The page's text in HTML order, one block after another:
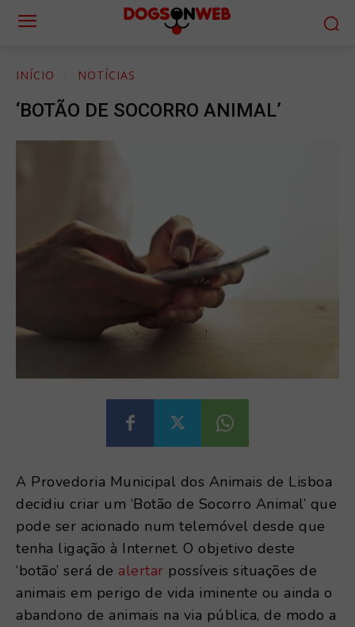
INÍCIO NOTÍCIAS
‘BOTÃO DE SOCORRO ANIMAL’
A Provedoria Municipal dos Animais de Lisboa
decidiu criar um ‘Botão de Socorro Animal’ que
pode ser acionado num telemóvel desde que
tenha ligação à Internet. O objetivo deste
‘botão’ será de alertar possíveis situações de
animais em perigo de vida iminente ou ainda o
abandono de animais na via pública, de modo a